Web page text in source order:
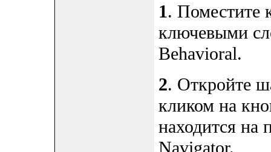
1. Поместите
ключевыми
Behavioral.
2. Откройте
кликом на
находится на
Navigator.